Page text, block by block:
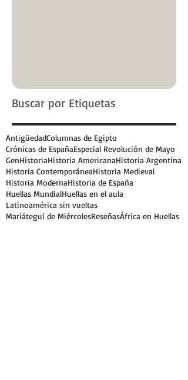
Buscar por Etiquetas
AntigüedadColumnas de Egipto
Crónicas de EspañaEspecial Revolución de Mayo
GenHistoriaHistoria AmericanaHistoria Argentina
Historia ContemporáneaHistoria Medieval
Historia ModernaHistoria de España
Huellas MundialHuellas en el aula
Latinoamérica sin vueltas
Mariátegui de MiércolesReseñasÁfrica en Huellas